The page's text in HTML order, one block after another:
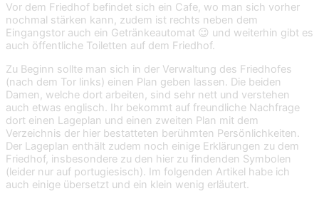
Vor dem Friedhof befindet sich ein Cafe, wo man sich vorher
nochmal stärken kann, zudem ist rechts neben dem
Eingangstor auch ein Getränkeautomat 😉 und weiterhin gibt es
auch öffentliche Toiletten auf dem Friedhof.
Zu Beginn sollte man sich in der Verwaltung des Friedhofes
(nach dem Tor links) einen Plan geben lassen. Die beiden
Damen, welche dort arbeiten, sind sehr nett und verstehen
auch etwas englisch. Ihr bekommt auf freundliche Nachfrage
dort einen Lageplan und einen zweiten Plan mit dem
Verzeichnis der hier bestatteten berühmten Persönlichkeiten.
Der Lageplan enthält zudem noch einige Erklärungen zu dem
Friedhof, insbesondere zu den hier zu findenden Symbolen
(leider nur auf portugiesisch). Im folgenden Artikel habe ich
auch einige übersetzt und ein klein wenig erläutert.